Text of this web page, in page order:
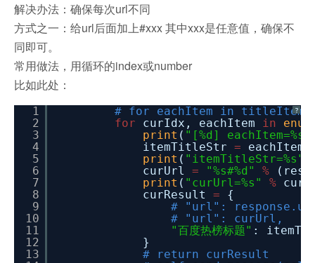
解决办法：确保每次url不同
方式之一：给url后面加上#xxx 其中xxx是任意值，确保不
同即可。
常用做法，用循环的index或number
比如此处：
?
1
2
3
4
5
6
7
8
9
10
11
12
13
# for eachItem in
for
curIdx, eachItem in
print ( "[%d] eachItem=%s"
itemTitleStr =
print ( "itemTitleStr=%s"
curUrl = "%s#%d" %
print ( "curUrl=%s" %
curResult =
{
# "url":
# "url": curUrl,
"百度热榜标题" :
}
# return curResult